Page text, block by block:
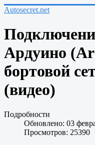
Autosecret.net
Ардуино
бортовой
(видео)
Подробности
Обновлено: 03
Просмотров: 25390